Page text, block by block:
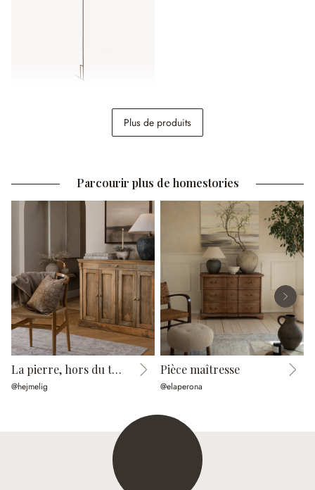
Pique décorative de jardinPlus de produits
Parcourir plus de homestories
La pierre, hors du temps
@hejmelig
Pièce maîtresse
@elaperona